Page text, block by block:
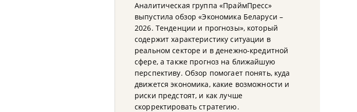
Аналитическая группа «ПраймПресс»
выпустила обзор «Экономика Беларуси –
2026. Тенденции и прогнозы», который
содержит характеристику ситуации в
реальном секторе и в денежно-кредитной
сфере, а также прогноз на ближайшую
перспективу. Обзор помогает понять, куда
движется экономика, какие возможности и
риски предстоят, и как лучше
скорректировать стратегию.